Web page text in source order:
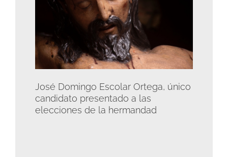
José Domingo Escolar Ortega, único
candidato presentado a las
elecciones de la hermandad